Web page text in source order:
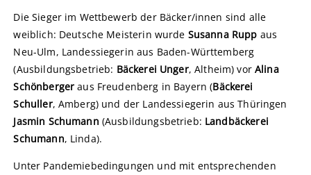
Die Sieger im Wettbewerb der Bäcker/innen sind alle
weiblich: Deutsche Meisterin wurde Susanna Rupp aus
Neu-Ulm, Landessiegerin aus Baden-Württemberg
(Ausbildungsbetrieb: Bäckerei Unger, Altheim) vor Alina
Schönbergeraus Freudenberg in Bayern (Bäckerei
Schuller, Amberg) und der Landessiegerin aus Thüringen
Jasmin Schumann (Ausbildungsbetrieb: Landbäckerei
Schumann, Linda).
Unter Pandemiebedingungen und mit entsprechenden